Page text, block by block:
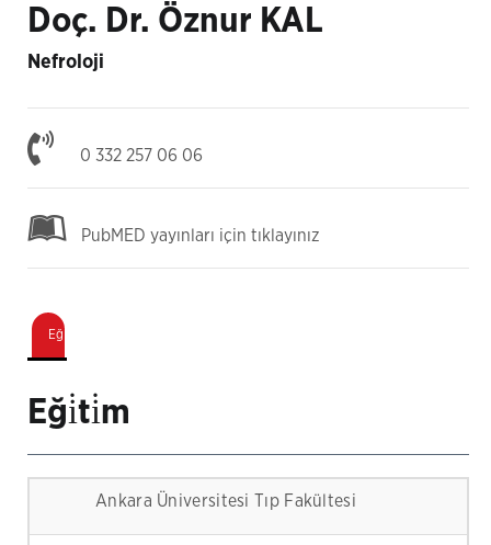
Doç. Dr. Öznur KAL
Nefroloji
0 332 257 06 06
PubMED yayınları için tıklayınız
Eği̇ti̇m
Eği̇ti̇m
Ankara Üniversitesi Tıp Fakültesi